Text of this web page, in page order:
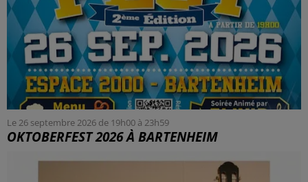
Le 26 septembre 2026 de 19h00 à 23h59
OKTOBERFEST 2026 À BARTENHEIM